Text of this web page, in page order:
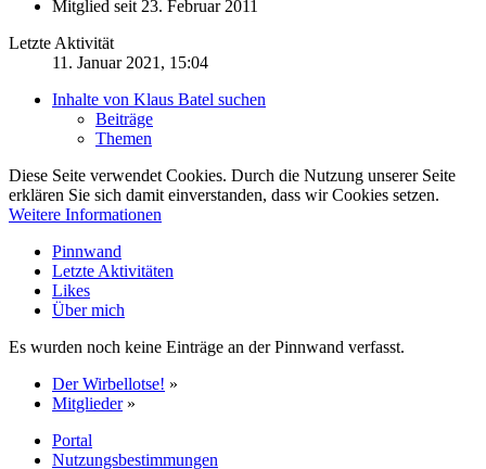
Mitglied seit 23. Februar 2011
Letzte Aktivität
11. Januar 2021, 15:04
Inhalte von Klaus Batel suchen
Beiträge
Themen
Diese Seite verwendet Cookies. Durch die Nutzung unserer Seite
erklären Sie sich damit einverstanden, dass wir Cookies setzen.
Weitere Informationen
Pinnwand
Letzte Aktivitäten
Likes
Über mich
Es wurden noch keine Einträge an der Pinnwand verfasst.
Der Wirbellotse! »
Mitglieder »
Portal
Nutzungsbestimmungen